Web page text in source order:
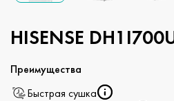
HISENSE
Преимущества
Быстрая сушка